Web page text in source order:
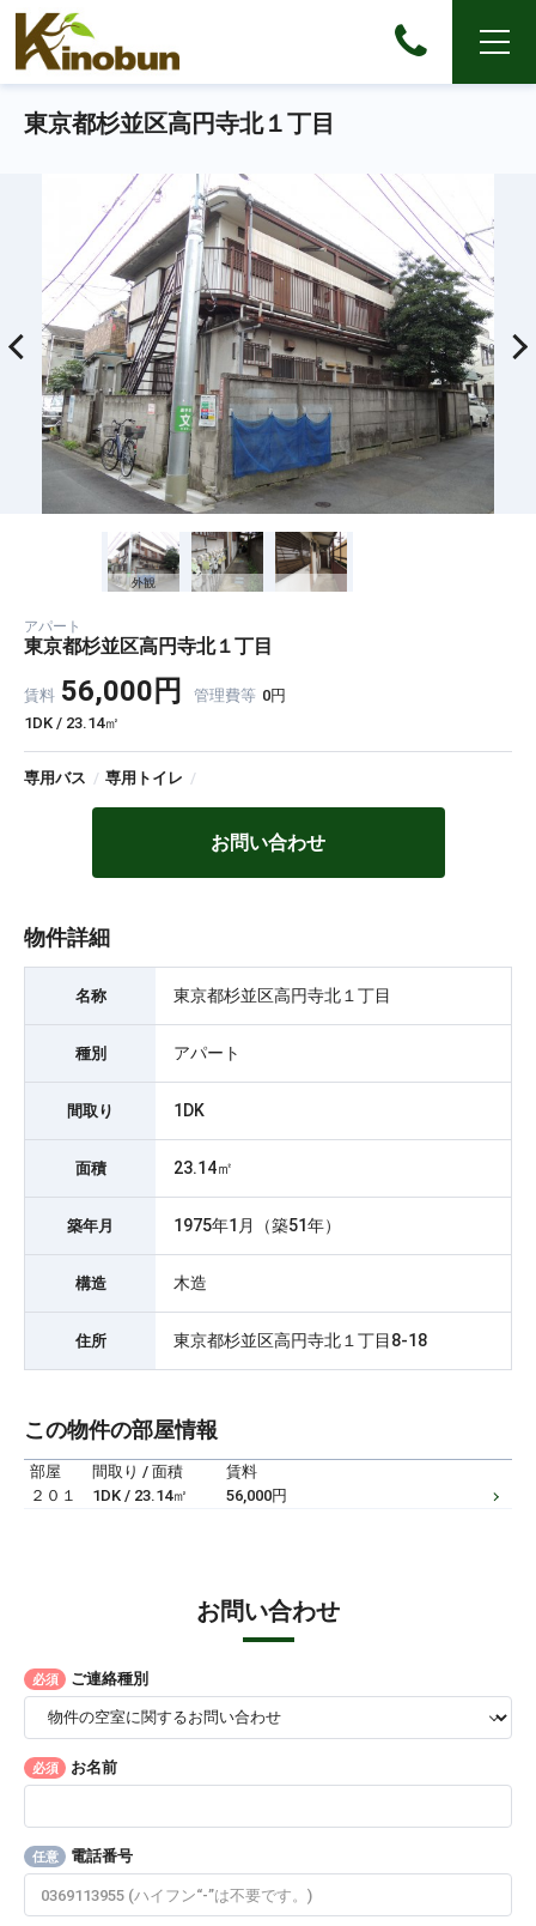
東京都杉並区高円寺北１丁目
外観
アパート
東京都杉並区高円寺北１丁目
賃料 56,000円 管理費等 0円
1DK / 23.14㎡
専用バス / 専用トイレ /
お問い合わせ
物件詳細
名称 東京都杉並区高円寺北１丁目
種別 アパート
間取り 1DK
面積 23.14㎡
築年月 1975年1月（築51年）
構造 木造
住所 東京都杉並区高円寺北１丁目8-18
この物件の部屋情報
部屋 間取り / 面積
賃料
２０１
1DK / 23.14㎡ 56,000円
お問い合わせ
必須 ご連絡種別
必須 お名前
任意 電話番号